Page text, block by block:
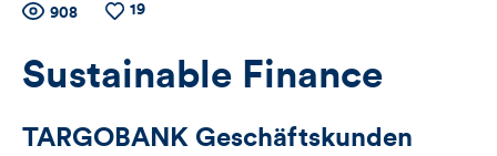
Zähler
für
Views,
Anzahl
Views
908
Anzahl
Likes
19
Sustainable Finance
TARGOBANK Geschäftskunden